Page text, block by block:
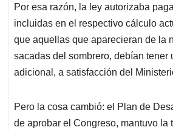
Por esa razón, la ley autorizaba
incluidas en el respectivo cálculo
que aquellas que aparecieran de la
sacadas del sombrero, debían tener
adicional, a satisfacción del
Pero la cosa cambió: el Plan de
de aprobar el Congreso, mantuvo la